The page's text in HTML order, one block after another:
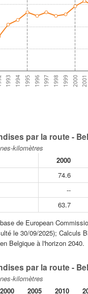
1993 1994 1995 1996 1997 1998 1999 2000 2001
par la route -
kilomètres
2000
74.6
--
63.7
de European
le 30/09/2025); Calculs
Belgique à l'horizon 2040.
par la route -
kilomètres
2000 2005 2010